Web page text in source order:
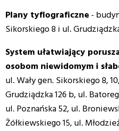
Plany tyflograficzne -
Sikorskiego 8 i ul.
System ułatwiający
osobom niewidomym i
ul. Wały gen. Sikorskiego 8,
Grudziądzka 126 b, ul.
ul. Poznańska 52, ul.
Żółkiewskiego 15, ul.